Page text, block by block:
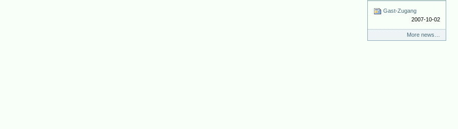
Gast-Zugang
2007-10-02
More news…